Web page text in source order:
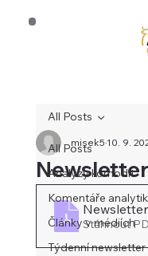
All Posts
Analýzy komodit
Komentáře
Články v médiích
Týdenní newsletter
All Posts
misek510. 9.
Stáhnout